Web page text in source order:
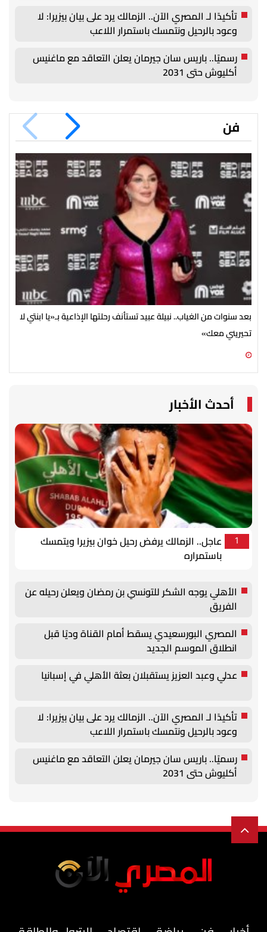
تأكيدًا لـ المصري الآن.. الزمالك يرد على بيان بيزيرا: لا
وعود بالرحيل ونتمسك باستمرار اللاعب
رسميًا.. باريس سان جيرمان يعلن التعاقد مع ماغنيس
أكليوش حتى 2031
فن
بعد سنوات من الغياب.. نبيلة عبيد تستأنف رحلتها الإذاعية بـ«يا ابنتي لا
تحيريني معك»
أحدث الأخبار
1
عاجل.. الزمالك يرفض رحيل خوان بيزيرا ويتمسك
باستمراره
الأهلي يوجه الشكر للتونسي بن رمضان ويعلن رحيله عن
الفريق
المصري البورسعيدي يسقط أمام القناة وديًا قبل
انطلاق الموسم الجديد
عدلي وعبد العزيز يستقبلان بعثة الأهلي في إسبانيا
تأكيدًا لـ المصري الآن.. الزمالك يرد على بيان بيزيرا: لا
وعود بالرحيل ونتمسك باستمرار اللاعب
رسميًا.. باريس سان جيرمان يعلن التعاقد مع ماغنيس
أكليوش حتى 2031